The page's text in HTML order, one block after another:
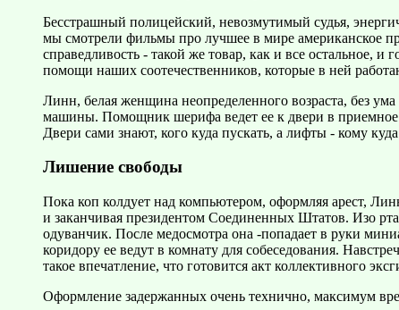
Бесстрашный полицейский, невозмутимый судья,
мы смотрели фильмы про лучшее в мире американское
справедливость - такой же товар, как и все остальное,
помощи наших соотечественников, которые в ней
Линн, белая женщина неопределенного возраста, без
машины. Помощник шерифа ведет ее к двери в приемное
Двери сами знают, кого куда пускать, а лифты - кому
Лишение свободы
Пока коп колдует над компьютером, оформляя арест,
и заканчивая президентом Соединенных Штатов. Изо
одуванчик. После медосмотра она -попадает в руки
коридору ее ведут в комнату для собеседования.
такое впечатление, что готовится акт коллективного
Оформление задержанных очень технично, максимум